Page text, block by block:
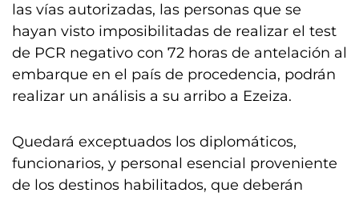
las vías autorizadas, las personas que se
hayan visto imposibilitadas de realizar el test
de PCR negativo con 72 horas de antelación al
embarque en el país de procedencia, podrán
realizar un análisis a su arribo a Ezeiza.
Quedará exceptuados los diplomáticos,
funcionarios, y personal esencial proveniente
de los destinos habilitados, que deberán